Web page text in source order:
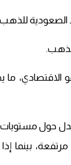
الصعودية
مستويات
بينما